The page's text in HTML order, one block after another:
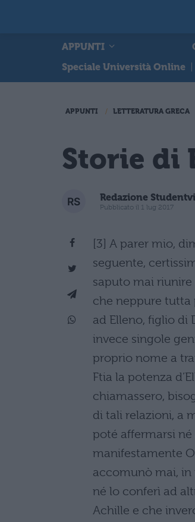
APPUNTI
Speciale Università Online
APPUNTI LETTERATURA GRECA
Storie di
Redazione
Pubblicato il 1 lug 2017
[3] A parer mio,
seguente,
saputo mai riunire
che neppure tutta
ad Elleno, figlio di
invece singole
proprio nome a
Ftia la potenza
chiamassero,
di tali relazioni, a
poté affermarsi
manifestamente
accomunò mai, in
né lo conferì ad
Achille e che